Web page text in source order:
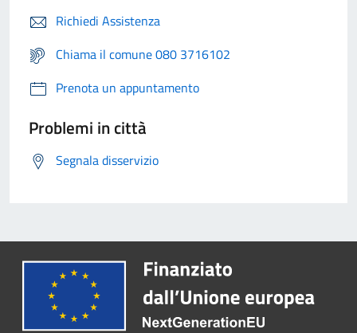
Richiedi Assistenza
Chiama il comune 080 3716102
Prenota un appuntamento
Problemi in città
Segnala disservizio